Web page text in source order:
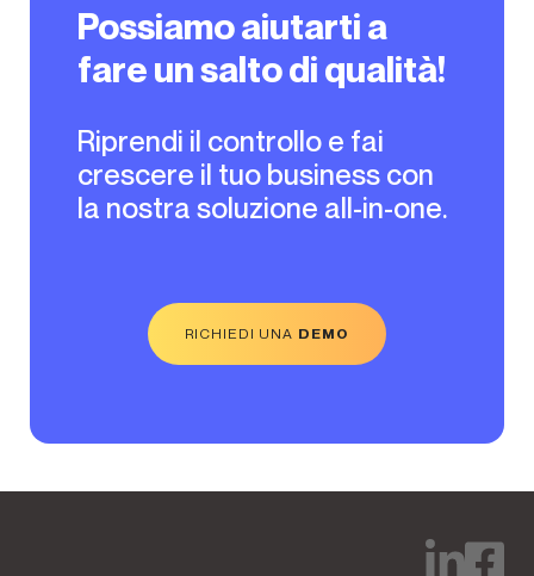
Possiamo aiutarti a
fare un salto di qualità!
Riprendi il controllo e fai
crescere il tuo business con
la nostra soluzione all-in-one.
RICHIEDI UNA DEMO